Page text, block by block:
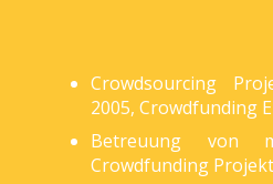
Crowdsourcing
2005, Crowdfunding
Betreuung von
Crowdfunding